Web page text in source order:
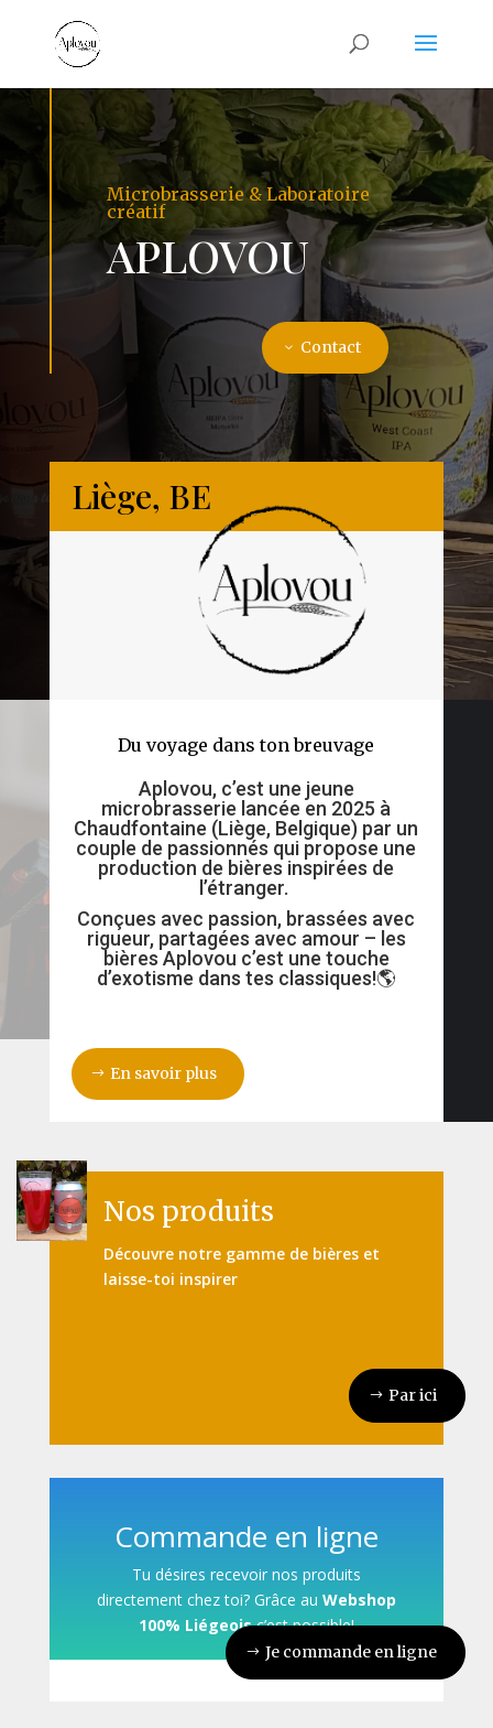
Microbrasserie & Laboratoire
créatif
APLOVOU
Contact
Liège, BE
Du voyage dans ton breuvage
Aplovou, c’est une jeune
microbrasserie lancée en 2025 à
Chaudfontaine (Liège, Belgique) par un
couple de passionnés qui propose une
production de bières inspirées de
l’étranger.
Conçues avec passion, brassées avec
rigueur, partagées avec amour – les
bières Aplovou c’est une touche
d’exotisme dans tes classiques!🌎
En savoir plus
Nos produits
Découvre notre gamme de bières et
laisse-toi inspirer
Par ici
Commande en ligne
Tu désires recevoir nos produits
directement chez toi? Grâce au Webshop
100% Liégeoisc’est possible!
Je commande en ligne